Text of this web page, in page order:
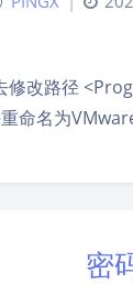
修改路径
命名为
密